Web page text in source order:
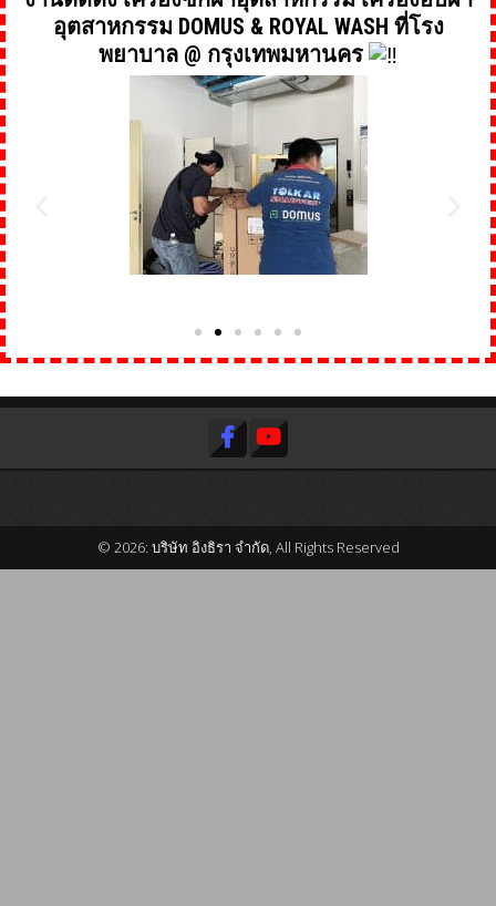
อุตสาหกรรม DOMUS & ROYAL WASH ที่โรง
พยาบาล @ กรุงเทพมหานคร
© 2026: บริษัท อิงธิรา จำกัด, All Rights Reserved